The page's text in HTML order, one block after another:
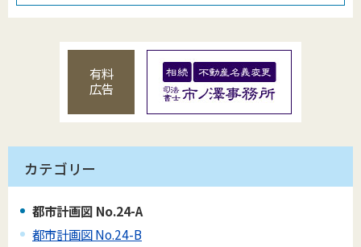
有料
広告
カテゴリー
都市計画図 No.24-A
都市計画図 No.24-B